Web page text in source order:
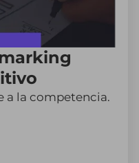
a la competencia.